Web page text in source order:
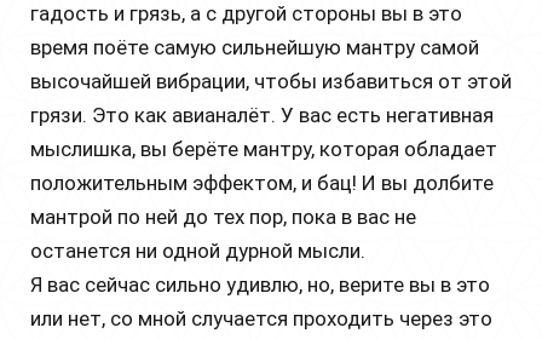
гадость и грязь, а с другой стороны вы в это
время поёте самую сильнейшую мантру самой
высочайшей вибрации, чтобы избавиться от этой
грязи. Это как авианалёт. У вас есть негативная
мыслишка, вы берёте мантру, которая обладает
положительным эффектом, и бац! И вы долбите
мантрой по ней до тех пор, пока в вас не
останется ни одной дурной мысли.
Я вас сейчас сильно удивлю, но, верите вы в это
или нет, со мной случается проходить через это